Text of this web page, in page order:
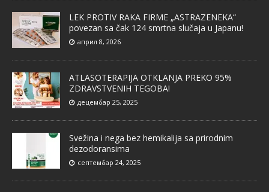
LEK PROTIV RAKA FIRME „ASTRAZENEKA“
povezan sa čak 124 smrtna slučaja u Japanu!
април 8, 2026
ATLASOTERAPIJA OTKLANJA PREKO 95%
ZDRAVSTVENIH TEGOBA!
децембар 25, 2025
Svežina i nega bez hemikalija sa prirodnim
dezodoransima
септембар 24, 2025